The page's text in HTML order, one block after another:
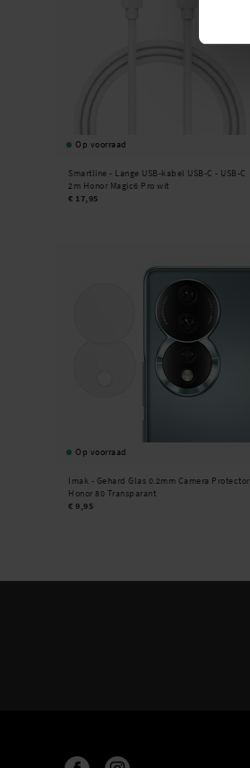
Op voorraad
Smartline - Lange USB-kabel USB-C - USB-C
2m Honor Magic6 Pro wit
€ 17,95
Op voorraad
Imak - Gehard Glas 0.2mm Camera Protector
Honor 80 Transparant
€ 9,95